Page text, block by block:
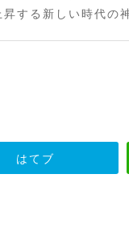
する新しい時代の
はてブ